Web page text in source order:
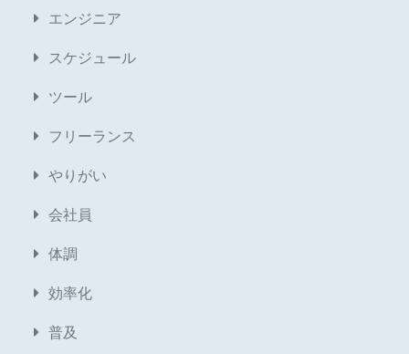
エンジニア
スケジュール
ツール
フリーランス
やりがい
会社員
体調
効率化
普及